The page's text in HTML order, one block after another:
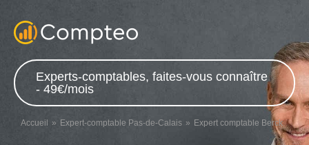
Experts-comptables, faites-vous connaître
- 49€/mois
Accueil Expert-comptable Pas-de-Calais Expert comptable Berck